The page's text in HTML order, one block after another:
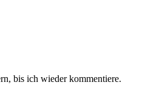
bis ich wieder kommentiere.